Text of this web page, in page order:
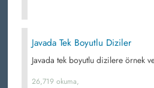
Javada Tek Boyutlu Diziler
Javada tek boyutlu dizilere örnek ve
26,719 okuma,